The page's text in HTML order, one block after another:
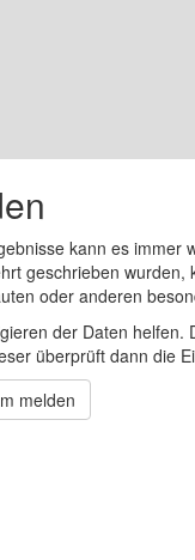
kann es
geschrieben
oder anderen
der Daten
überprüft dann die
melden